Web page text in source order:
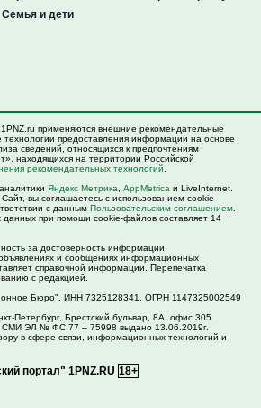
Семья и дети
применяются внешние рекомендательные
предоставления информации на основе
сведений, относящихся к предпочтениям
находящихся на территории Российской
рекомендательных технологий
Яндекс Метрика AppMetrica и LiveInternet.
вы соглашаетесь с использованием cookie-
с данным Пользовательским соглашением
данных при помощи cookie-файлов составляет 14
за достоверность информации,
и сообщениях информационных
справочной информации. Перепечатка
с редакцией.
Бюро". ИНН 7325128341, ОГРН 1147325002549
Петербург, Брестский бульвар, 8А, офис 305
СМИ ЭЛ № ФС 77 – 75998 выдано 13.06.2019г.
в сфере связи, информационных технологий и
портал" 1PNZ.RU 18+